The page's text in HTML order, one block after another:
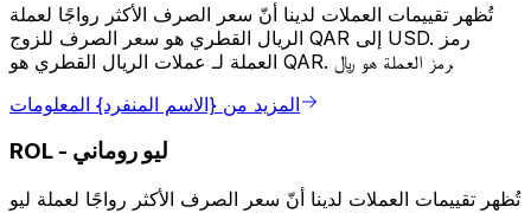
تُظهر تقييمات العملات لدينا أنّ سعر الصرف الأكثر رواجًا لعملة
الريال القطري هو سعر الصرف للزوج QAR إلى USD. رمز
العملة لـ عملات الريال القطري هو QAR. رمز العملة هو ﷼.
المزيد من {الاسم المنفرد} المعلومات
ROL - ليو روماني
تُظهر تقييمات العملات لدينا أنّ سعر الصرف الأكثر رواجًا لعملة ليو